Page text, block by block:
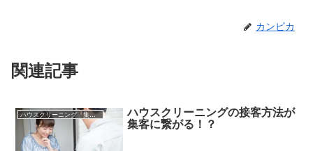
カンピカ
関連記事
ハウスクリーニング『集客』（利益100万円/月） ハウスクリーニングの接客方法が
集客に繋がる！？